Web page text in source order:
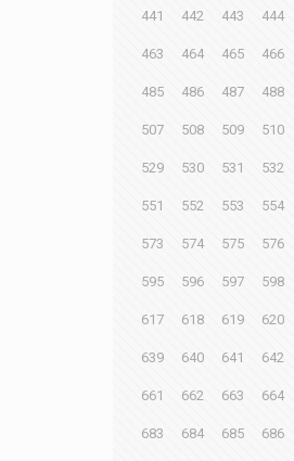
441 442 443 444
463 464 465 466
485 486 487 488
507 508 509 510
529 530 531 532
551 552 553 554
573 574 575 576
595 596 597 598
617 618 619 620
639 640 641 642
661 662 663 664
683 684 685 686